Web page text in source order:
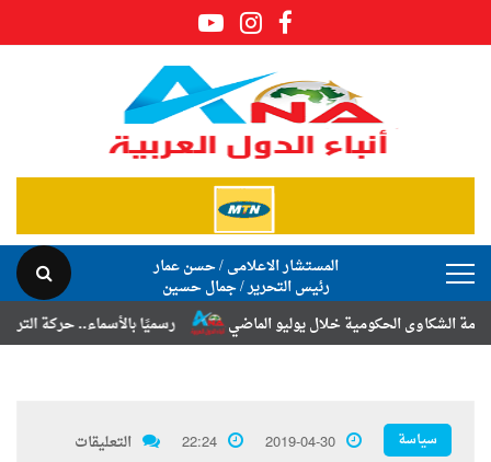
المستشار الاعلامى / حسن عمار
رئيس التحرير / جمال حسين
رسميًا بالأسماء.. حركة الترقيات
الحكومية خلال يوليو الماضي
سياسة 2019-04-30
22:24 التعليقات